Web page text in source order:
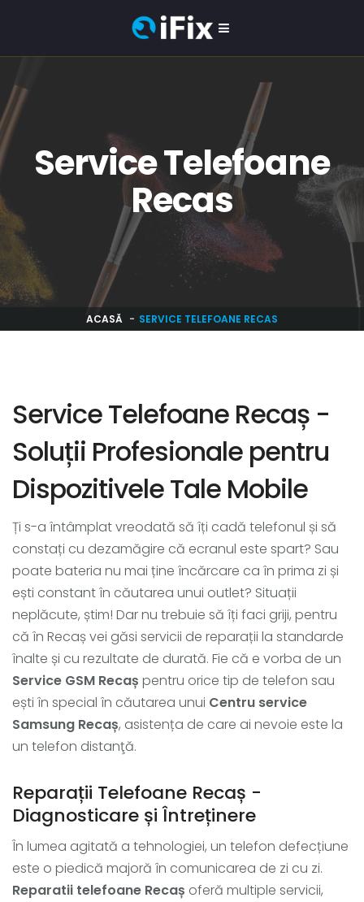
Service Telefoane
Recas
ACASĂ SERVICE TELEFOANE RECAS
Service Telefoane Recaș -
Soluții Profesionale pentru
Dispozitivele Tale Mobile
Ți s-a întâmplat vreodată să îți cadă telefonul și să
constați cu dezamăgire că ecranul este spart? Sau
poate bateria nu mai ține încărcare ca în prima zi și
ești constant în căutarea unui outlet? Situații
neplăcute, știm! Dar nu trebuie să îți faci griji, pentru
că în Recaș vei găsi servicii de reparații la standarde
înalte și cu rezultate de durată. Fie că e vorba de un
Service GSM Recaș pentru orice tip de telefon sau
ești în special în căutarea unui Centru service
Samsung Recaș, asistența de care ai nevoie este la
un telefon distanţă.
Reparații Telefoane Recaș -
Diagnosticare și Întreținere
În lumea agitată a tehnologiei, un telefon defecțiune
este o piedică majoră în comunicarea de zi cu zi.
Reparatii telefoane Recaș oferă multiple servicii,